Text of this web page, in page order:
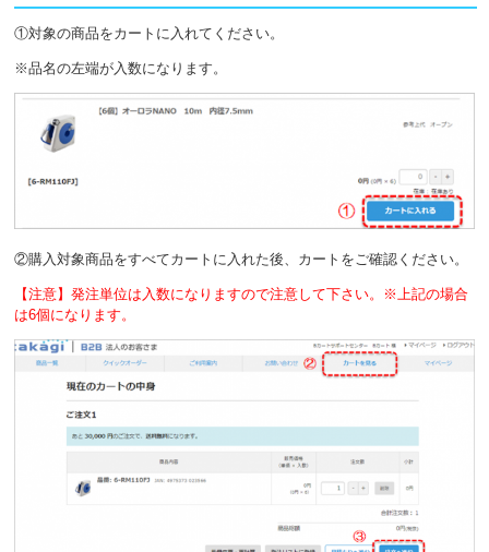
①対象の商品をカートに入れてください。
※品名の左端が入数になります。
②購入対象商品をすべてカートに入れた後、カートをご確認ください。
【注意】発注単位は入数になりますので注意して下さい。※上記の場合
は6個になります。